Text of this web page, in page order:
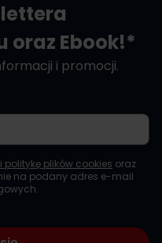
oraz Ebook!*
i promocji.
politykę plików cookies oraz
na podany adres e-mail